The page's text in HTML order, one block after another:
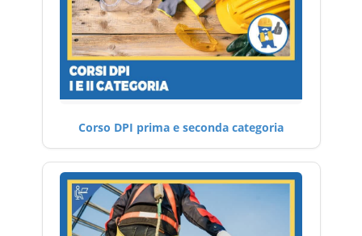
Corso DPI prima e seconda categoria